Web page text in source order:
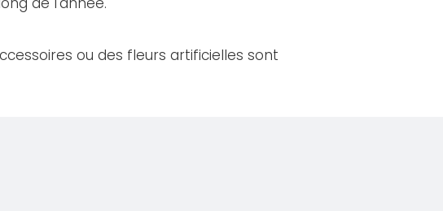
ou des fleurs artificielles sont